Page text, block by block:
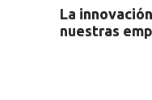
La
nuestras